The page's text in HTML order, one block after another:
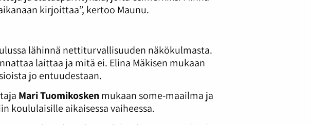
kirjoittaa”, kertoo Maunu.
lähinnä nettiturvallisuuden näkökulmasta.
laittaa ja mitä ei. Elina Mäkisen mukaan
jo entuudestaan.
Mari Tuomikoskenmukaan some-maailma ja
koululaisille aikaisessa vaiheessa.